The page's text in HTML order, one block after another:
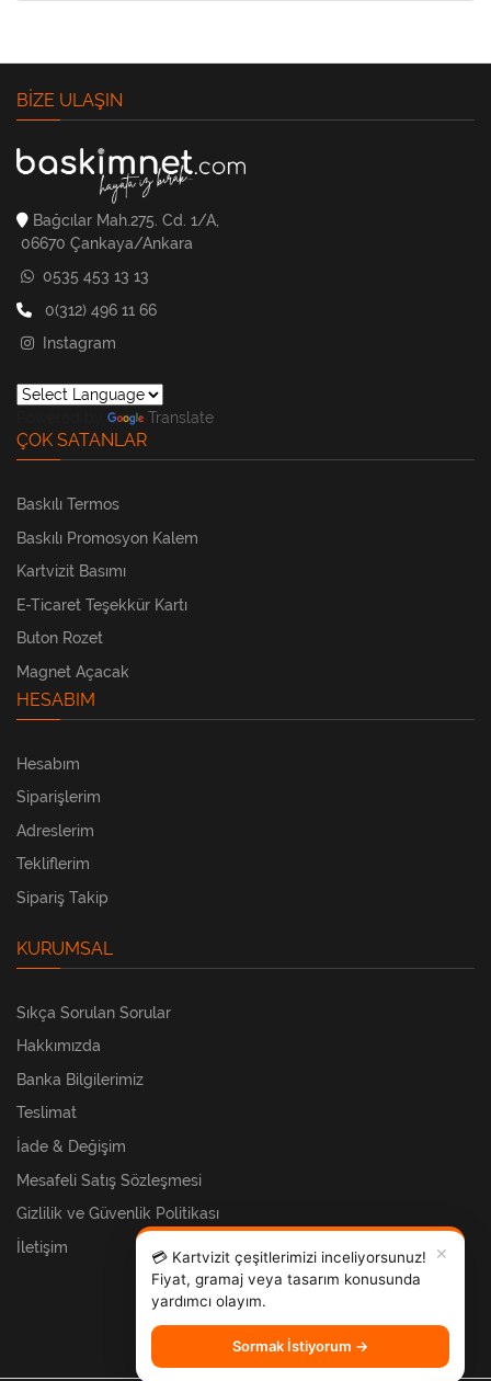
BIZE ULAŞIN
Bağcılar Mah.275. Cd. 1/A,
06670 Çankaya/Ankara
0535 453 13 13
0(312) 496 11 66
Instagram
Translate
ÇOK SATANLAR
Baskılı Termos
Baskılı Promosyon Kalem
Kartvizit Basımı
E-Ticaret Teşekkür Kartı
Buton Rozet
Magnet Açacak
HESABIM
Hesabım
Siparişlerim
Adreslerim
Tekliflerim
Sipariş Takip
KURUMSAL
Sıkça Sorulan Sorular
Hakkımızda
Banka Bilgilerimiz
Teslimat
İade & Değişim
Mesafeli Satış Sözleşmesi
Gizlilik ve Güvenlik Politikası
İletişim
✕
💳 Kartvizit çeşitlerimizi inceliyorsunuz!
Fiyat, gramaj veya tasarım konusunda
yardımcı olayım.
Sormak İstiyorum →